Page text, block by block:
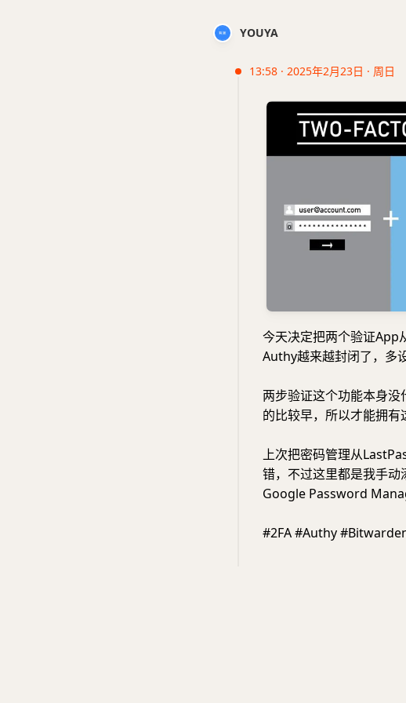
YOUYA
13:58 · 2025年2月23日 · 周日
今天决定把两个验证App
Authy越来越封闭了，多
两步验证这个功能本身
的比较早，所以才能拥有
上次把密码管理从
错，不过这里都是我手
Google Password
#2FA #Authy